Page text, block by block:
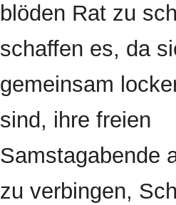
blöden Rat zu
schaffen es, da
gemeinsam
sind, ihre freien
Samstagabende
zu verbingen,